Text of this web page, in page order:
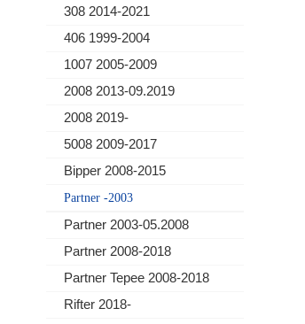
308 2014-2021
406 1999-2004
1007 2005-2009
2008 2013-09.2019
2008 2019-
5008 2009-2017
Bipper 2008-2015
Partner -2003
Partner 2003-05.2008
Partner 2008-2018
Partner Tepee 2008-2018
Rifter 2018-